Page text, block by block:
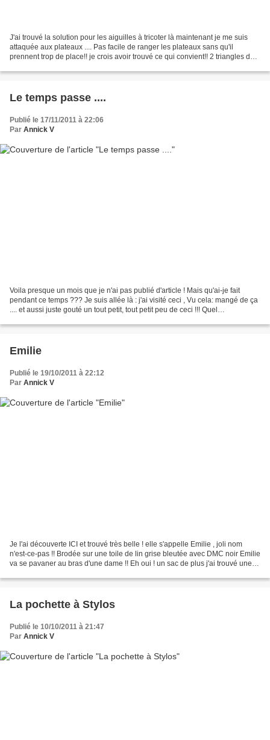
J'ai trouvé la solution pour les aiguilles à tricoter là maintenant je me suis
attaquée aux plateaux .... Pas facile de ranger les plateaux sans qu'il
prennent trop de place!! je crois avoir trouvé ce qui convient!! 2 triangles de
Le temps passe ....
Publié le 17/11/2011 à 22:06
Par Annick V
Voila presque un mois que je n'ai pas publié d'article ! Mais qu'ai-je fait
pendant ce temps ??? Je suis allée là : j'ai visité ceci , Vu cela: mangé de ça
.... et aussi juste gouté un tout petit, tout petit peu de ceci !!! Quel
Emilie
Publié le 19/10/2011 à 22:12
Par Annick V
Je l'ai découverte ICI et trouvé très belle ! elle s'appelle Emilie , joli nom
n'est-ce-pas !! Brodée sur une toile de lin grise bleutée avec DMC noir Emilie
va se pavaner au bras d'une dame !! Eh oui ! un sac de plus j'ai trouvé une
La pochette à Stylos
Publié le 10/10/2011 à 21:47
Par Annick V